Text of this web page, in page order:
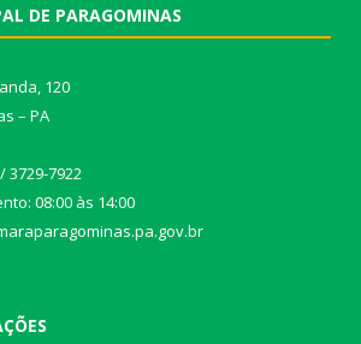
DE PARAGOMINAS
120
– PA
3729-7922
08:00 às 14:00